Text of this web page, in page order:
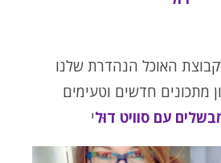
האוכל הנהדרת שלנו
מתכונים חדשים וטעימים
עם סוויט דוּלי